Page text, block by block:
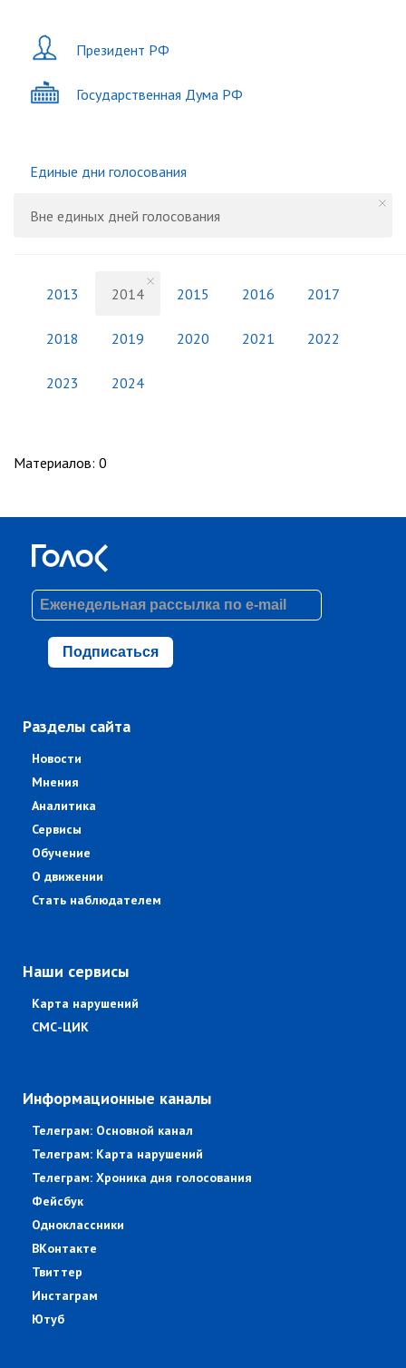
Президент РФ
Государственная Дума РФ
Единые дни голосования
Вне единых дней голосования
2013 2014 2015 2016 2017
2018 2019 2020 2021 2022
2023 2024
Материалов: 0
Подписаться
Разделы сайта
Новости
Мнения
Аналитика
Сервисы
Обучение
О движении
Стать наблюдателем
Наши сервисы
Карта нарушений
СМС-ЦИК
Информационные каналы
Телеграм: Основной канал
Телеграм: Карта нарушений
Телеграм: Хроника дня голосования
Фейсбук
Одноклассники
ВКонтакте
Твиттер
Инстаграм
Ютуб